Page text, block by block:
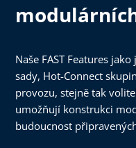
Naše FAST Features
sady, Hot-Connect
provozu, stejně tak
umožňují konstrukci
budoucnost